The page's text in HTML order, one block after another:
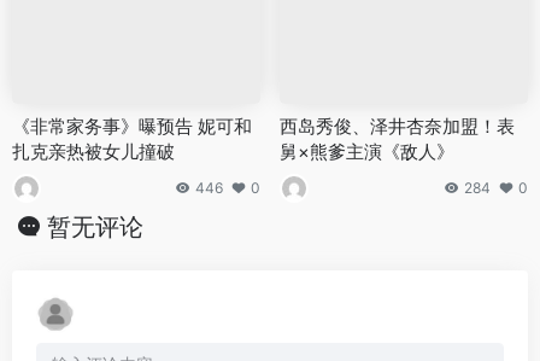
《非常家务事》曝预告 妮可和
扎克亲热被女儿撞破
446 0
西岛秀俊、泽井杏奈加盟！表
舅×熊爹主演《敌人》
284 0
暂无评论